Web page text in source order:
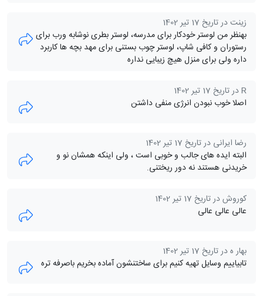
زینت در تاریخ 17 تیر 1402
بهنظر من لوستر خودکار برای مدرسه، لوستر بطری نوشابه ورب برای
رستوران و کافی شاپ، لوستر چوب بستنی برای مهد بچه ها کاربرد
داره ولی برای منزل هیچ زیبایی نداره
R در تاریخ 17 تیر 1402
اصلا خوب نبودن انرژی منفی داشتن
رضا ایرانی در تاریخ 17 تیر 1402
البته ایده های جالب و خوبی است ، ولی اینکه همشان نو و
خریدنی هستند نه دور ریختنی.
کوروش در تاریخ 17 تیر 1402
عالی عالی عالی
بهار ه در تاریخ 17 تیر 1402
تابیاییم وسایل تهیه کنیم برای ساختنشون آماده بخریم باصرفه تره